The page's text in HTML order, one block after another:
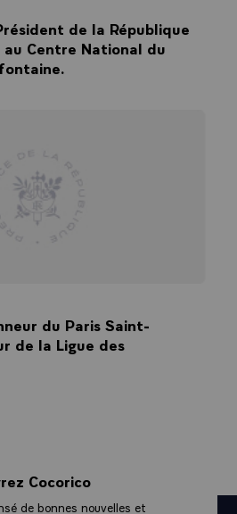
de la République
Centre National du
du Paris Saint-
de la Ligue des
Cocorico
de bonnes nouvelles et